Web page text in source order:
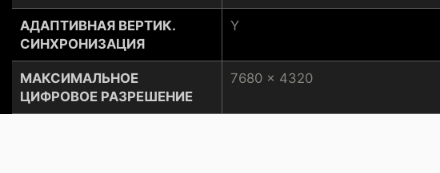
АДАПТИВНАЯ ВЕРТИК.
СИНХРОНИЗАЦИЯ
МАКСИМАЛЬНОЕ
ЦИФРОВОЕ РАЗРЕШЕНИЕ
Y
7680 x 4320